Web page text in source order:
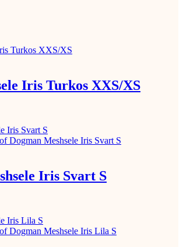
Iris Turkos XXS/XS
Iris Svart S